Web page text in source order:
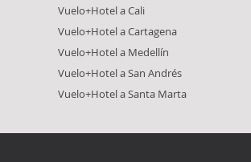
Vuelo+Hotel a Cali
Vuelo+Hotel a Cartagena
Vuelo+Hotel a Medellín
Vuelo+Hotel a San Andrés
Vuelo+Hotel a Santa Marta